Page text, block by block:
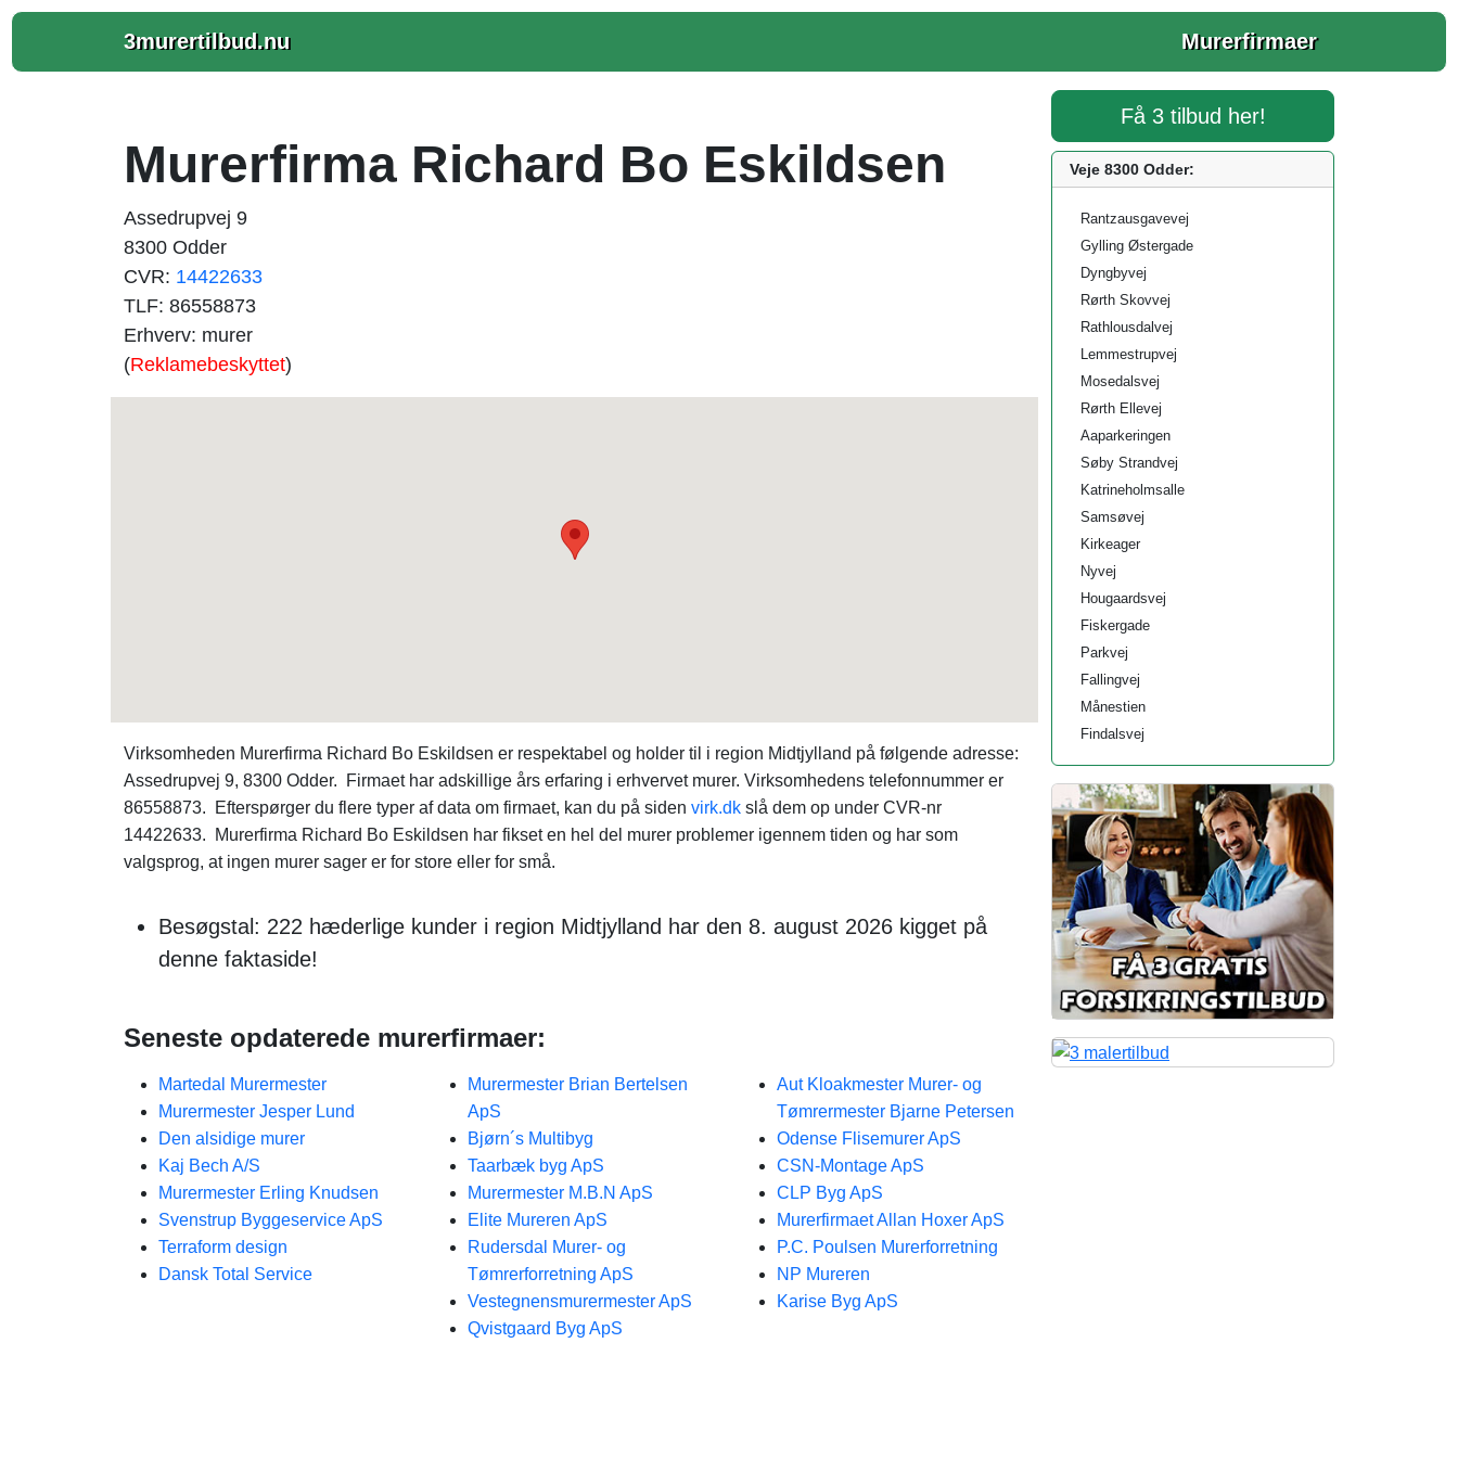
3murertilbud.nu Murerfirmaer
Murerfirma Richard Bo Eskildsen
Assedrupvej 9
8300 Odder
CVR: 14422633
TLF: 86558873
Erhverv: murer
(Reklamebeskyttet)
Virksomheden Murerfirma Richard Bo Eskildsen er respektabel og holder til i region Midtjylland på følgende adresse:
Assedrupvej 9, 8300 Odder. Firmaet har adskillige års erfaring i erhvervet murer. Virksomhedens telefonnummer er
86558873. Efterspørger du flere typer af data om firmaet, kan du på siden virk.dk slå dem op under CVR-nr
14422633. Murerfirma Richard Bo Eskildsen har fikset en hel del murer problemer igennem tiden og har som
valgsprog, at ingen murer sager er for store eller for små.
Besøgstal: 222 hæderlige kunder i region Midtjylland har den 8. august 2026 kigget på
denne faktaside!
Seneste opdaterede murerfirmaer:
Martedal Murermester
Murermester Jesper Lund
Den alsidige murer
Kaj Bech A/S
Murermester Erling Knudsen
Svenstrup Byggeservice ApS
Terraform design
Dansk Total Service
Murermester Brian Bertelsen
ApS
Bjørn´s Multibyg
Taarbæk byg ApS
Murermester M.B.N ApS
Elite Mureren ApS
Rudersdal Murer- og
Tømrerforretning ApS
Vestegnensmurermester ApS
Qvistgaard Byg ApS
Aut Kloakmester Murer- og
Tømrermester Bjarne Petersen
Odense Flisemurer ApS
CSN-Montage ApS
CLP Byg ApS
Murerfirmaet Allan Hoxer ApS
P.C. Poulsen Murerforretning
NP Mureren
Karise Byg ApS
Få 3 tilbud her!
Veje 8300 Odder:
Rantzausgavevej
Gylling Østergade
Dyngbyvej
Rørth Skovvej
Rathlousdalvej
Lemmestrupvej
Mosedalsvej
Rørth Ellevej
Aaparkeringen
Søby Strandvej
Katrineholmsalle
Samsøvej
Kirkeager
Nyvej
Hougaardsvej
Fiskergade
Parkvej
Fallingvej
Månestien
Findalsvej